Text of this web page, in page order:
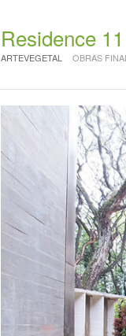
Residence
ARTEVEGETAL OBRAS